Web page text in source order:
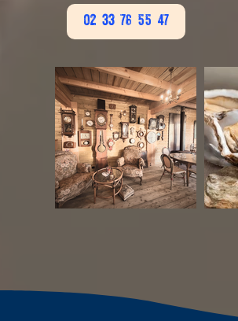
02 33 76 55 47